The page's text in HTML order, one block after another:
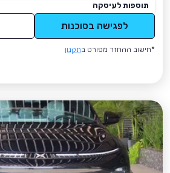
תוספות לעיסקה
לפגישה בסוכנות
*חישוב ההחזר מפורט בתקנון